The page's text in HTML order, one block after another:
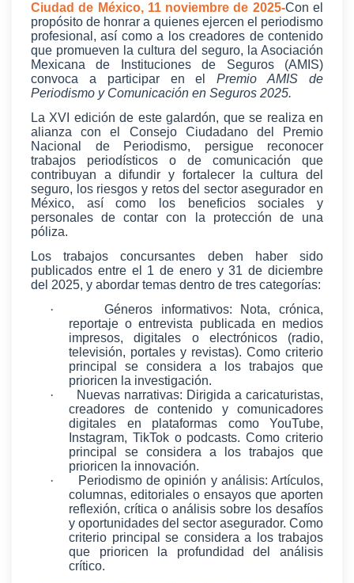
Ciudad de México, 11 noviembre de 2025-Con el
propósito de honrar a quienes ejercen el periodismo
profesional, así como a los creadores de contenido
que promueven la cultura del seguro, la Asociación
Mexicana de Instituciones de Seguros (AMIS)
convoca a participar en elPremio AMIS de
Periodismo y Comunicación en Seguros 2025.
La XVI edición de este galardón, que se realiza en
alianza con el Consejo Ciudadano del Premio
Nacional de Periodismo, persigue reconocer
trabajos periodísticos o de comunicación que
contribuyan a difundir y fortalecer la cultura del
seguro, los riesgos y retos del sector asegurador en
México, así como los beneficios sociales y
personales de contar con la protección de una
póliza.
Los trabajos concursantes deben haber sido
publicados entre el 1 de enero y 31 de diciembre
del 2025, y abordar temas dentro de tres categorías:
·
Géneros informativos: Nota, crónica,
reportaje o entrevista publicada en medios
impresos, digitales o electrónicos (radio,
televisión, portales y revistas). Como criterio
principal se considera a los trabajos que
prioricen la investigación.
·
Nuevas narrativas: Dirigida a caricaturistas,
creadores de contenido y comunicadores
digitales en plataformas como YouTube,
Instagram, TikTok o podcasts. Como criterio
principal se considera a los trabajos que
prioricen la innovación.
·
Periodismo de opinión y análisis: Artículos,
columnas, editoriales o ensayos que aporten
reflexión, crítica o análisis sobre los desafíos
y oportunidades del sector asegurador. Como
criterio principal se considera a los trabajos
que prioricen la profundidad del análisis
crítico.